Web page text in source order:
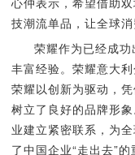
技潮流单品，让全球消
荣耀作为已经成功
丰富经验。荣耀意大
荣耀以创新为驱动，
树立了良好的品牌形
业建立紧密联系，为
了中国企业“走出去”的